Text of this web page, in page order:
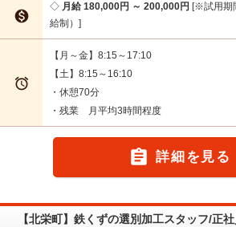

月給 180,000円 ～ 200,000円 ※試用期
給制）

【月～金】8:15～17:10
【土】8:15～16:10
・休憩70分
・残業 月平均3時間程度
 詳細を見る
【北栄町】鉄くずの選別加工スタッフ/正